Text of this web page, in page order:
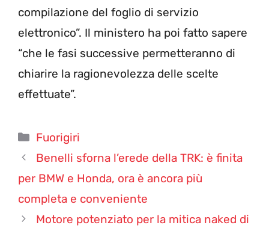
compilazione del foglio di servizio
elettronico”. Il ministero ha poi fatto sapere
“che le fasi successive permetteranno di
chiarire la ragionevolezza delle scelte
effettuate”.
Categorie
Fuorigiri
Benelli sforna l’erede della TRK: è finita
per BMW e Honda, ora è ancora più
completa e conveniente
Motore potenziato per la mitica naked di